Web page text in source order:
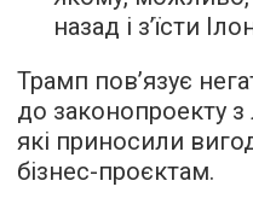
назад і з’їсти
Трамп пов’язує
до законопроекту з
які приносили
бізнес-проєктам.